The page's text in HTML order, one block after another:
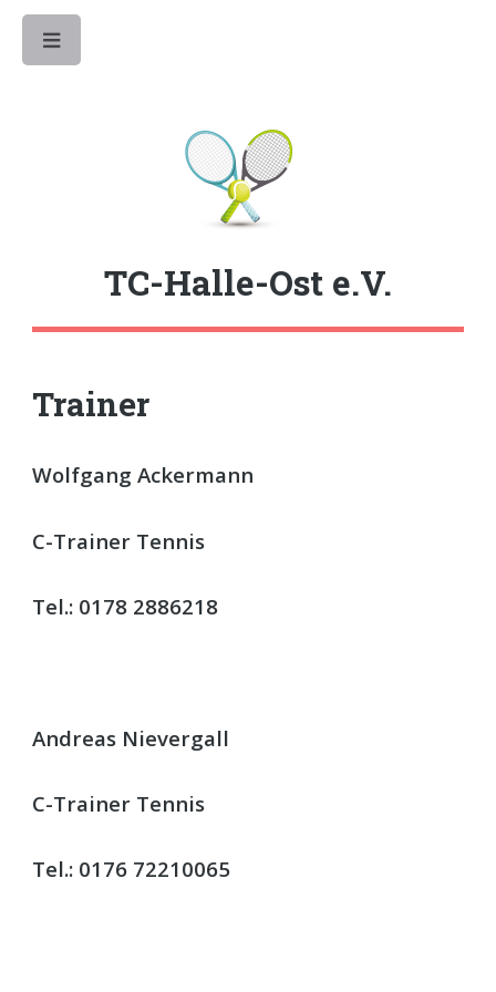
TC-Halle-Ost e.V.
Trainer
Wolfgang Ackermann
C-Trainer Tennis
Tel.: 0178 2886218
Andreas Nievergall
C-Trainer Tennis
Tel.: 0176 72210065